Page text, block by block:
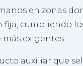
en zonas
fija, cumpliendo
exigentes.
auxiliar que